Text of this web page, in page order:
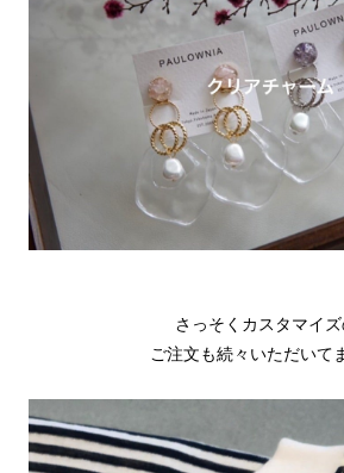
さっそくカスタマイ
ご注文も続々いただいて